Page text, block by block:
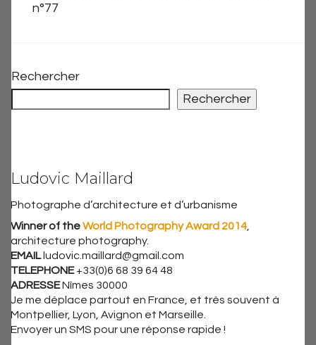
n°77
Rechercher
Rechercher
Ludovic Maillard
Photographe d’architecture et d’urbanisme
Winner of theWorld Photography Award 2014
architecture photography.
EMAIL ludovic.maillard@gmail.com
TELEPHONE+33(0)6 68 39 64 48
ADRESSENîmes 30000
Je me déplace partout en France, et très souvent à
Montpellier, Lyon, Avignon et Marseille.
Envoyer un SMS pour une réponse rapide !